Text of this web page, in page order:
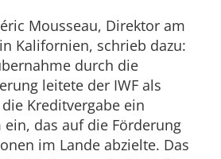
Mousseau, Direktor am
Kalifornien, schrieb dazu:
durch die
leitete der IWF als
Kreditvergabe ein
das auf die Förderung
im Lande abzielte. Das